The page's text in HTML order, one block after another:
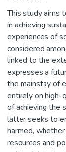
This study aims
in achieving
experiences of
considered
linked to the
expresses a
the mainstay of
entirely on high-
of achieving the
latter seeks to
harmed,
resources and